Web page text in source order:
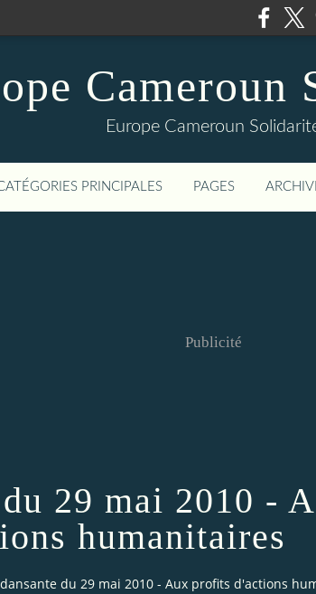
Cameroun
Europe Cameroun
PRINCIPALES PAGES
Publicité
29 mai 2010 -
humanitaires
du 29 mai 2010 - Aux profits d'actions